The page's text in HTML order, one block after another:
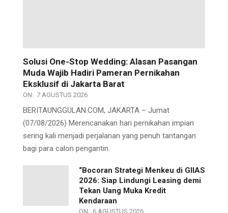
Solusi One-Stop Wedding: Alasan Pasangan
Muda Wajib Hadiri Pameran Pernikahan
Eksklusif di Jakarta Barat
ON: 7 AGUSTUS 2026
BERITAUNGGULAN.COM, JAKARTA – Jumat
(07/08/2026) Merencanakan hari pernikahan impian
sering kali menjadi perjalanan yang penuh tantangan
bagi para calon pengantin.
“Bocoran Strategi Menkeu di GIIAS
2026: Siap Lindungi Leasing demi
Tekan Uang Muka Kredit
Kendaraan
ON: 6 AGUSTUS 2026